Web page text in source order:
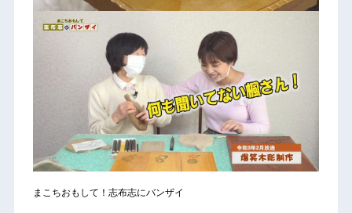
まこちおもして！志布志にバンザイ